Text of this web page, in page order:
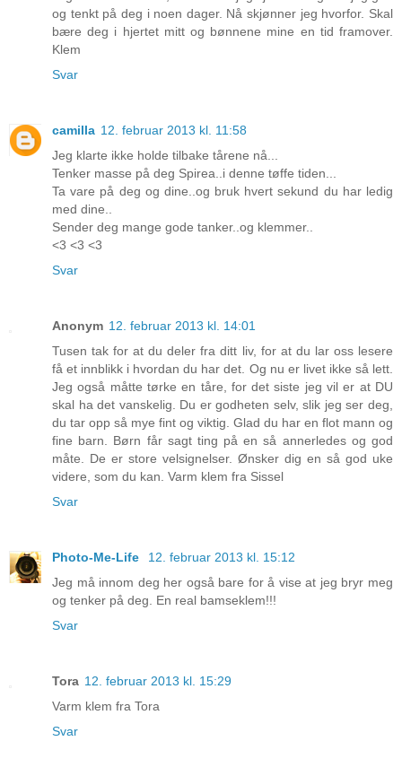
og tenkt på deg i noen dager. Nå skjønner jeg hvorfor. Skal
bære deg i hjertet mitt og bønnene mine en tid framover.
Klem
Svar
camilla 12. februar 2013 kl. 11:58
Jeg klarte ikke holde tilbake tårene nå...
Tenker masse på deg Spirea..i denne tøffe tiden...
Ta vare på deg og dine..og bruk hvert sekund du har ledig
med dine..
Sender deg mange gode tanker..og klemmer..
<3 <3 <3
Svar
Anonym 12. februar 2013 kl. 14:01
Tusen tak for at du deler fra ditt liv, for at du lar oss lesere
få et innblikk i hvordan du har det. Og nu er livet ikke så lett.
Jeg også måtte tørke en tåre, for det siste jeg vil er at DU
skal ha det vanskelig. Du er godheten selv, slik jeg ser deg,
du tar opp så mye fint og viktig. Glad du har en flot mann og
fine barn. Børn får sagt ting på en så annerledes og god
måte. De er store velsignelser. Ønsker dig en så god uke
videre, som du kan. Varm klem fra Sissel
Svar
Photo-Me-Life
12. februar 2013 kl. 15:12
Jeg må innom deg her også bare for å vise at jeg bryr meg
og tenker på deg. En real bamseklem!!!
Svar
Tora 12. februar 2013 kl. 15:29
Varm klem fra Tora
Svar